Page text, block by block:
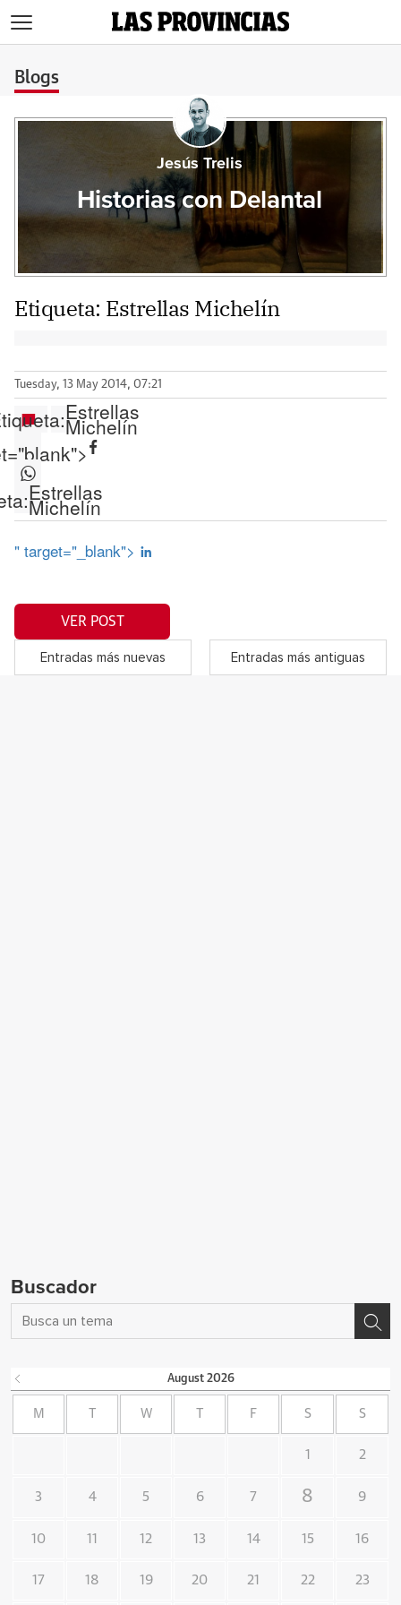
Blogs
Jesús Trelis
Historias con Delantal
Etiqueta: Estrellas Michelín
Tuesday, 13 May 2014, 07:21
Estrellas
Michelín
Estrellas
Michelín
" target="_blank">
VER POST
Entradas más nuevas Entradas más antiguas
Buscador
August 2026
M W F S S
1 2
3 4 5 6 7 8 9
10 11 12 13 14 15 16
17 18 19 20 21 22 23